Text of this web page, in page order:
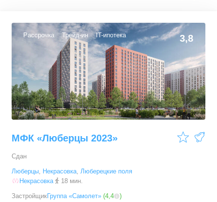
Рассрочка Трейд-ин IT-ипотека 3,8
МФК «Люберцы 2023»
Сдан
Люберцы, Некрасовка, Люберецкие поля
Некрасовка
18 мин.
ЗастройщикГруппа «Самолет» (4,4 )